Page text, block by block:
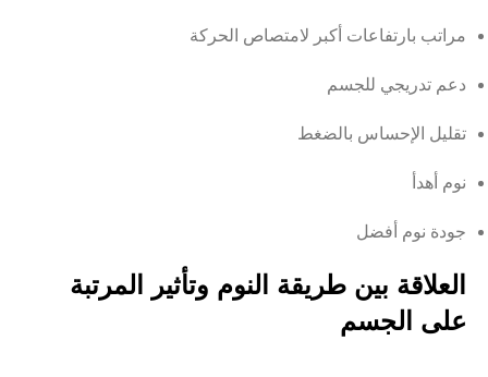
مراتب بارتفاعات أكبر لامتصاص الحركة
دعم تدريجي للجسم
تقليل الإحساس بالضغط
نوم أهدأ
جودة نوم أفضل
العلاقة بين طريقة النوم وتأثير المرتبة
على الجسم